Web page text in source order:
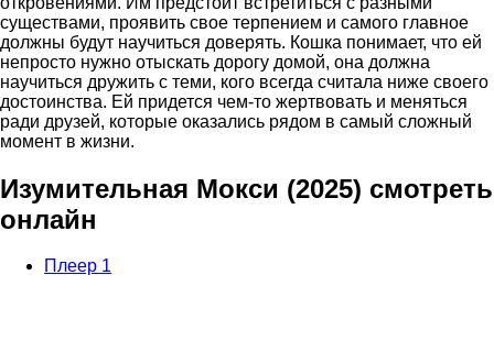
существами, проявить свое терпением и самого главное
должны будут научиться доверять. Кошка понимает, что ей
непросто нужно отыскать дорогу домой, она должна
научиться дружить с теми, кого всегда считала ниже своего
достоинства. Ей придется чем-то жертвовать и меняться
ради друзей, которые оказались рядом в самый сложный
момент в жизни.
Изумительная Мокси (2025) смотреть
онлайн
Плеер 1